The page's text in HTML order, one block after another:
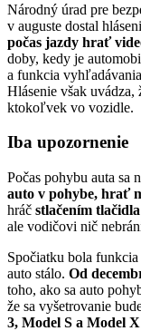
Národný úrad pre
v auguste dostal
počas jazdy hrať
doby, kedy je
a funkcia
Hlásenie však
ktokoľvek vo vozidle.
Iba upozornenie
Počas pohybu auta sa
auto v pohybe, hrať
hráč stlačením
ale vodičovi nič
Spočiatku bola funkcia
auto stálo. Od
toho, ako sa auto
že sa vyšetrovanie
3, Model S a Model X